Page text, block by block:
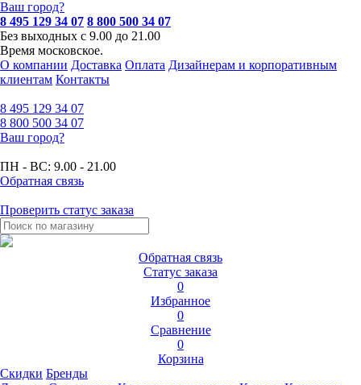
Ваш город?
8 495 129 34 07 8 800 500 34 07
Без выходных с 9.00 до 21.00
Время московское.
О компании Доставка Оплата Дизайнерам и корпоративным
клиентам Контакты
8 495 129 34 07
8 800 500 34 07
Ваш город?
ПН - ВС: 9.00 - 21.00
Обратная связь
Проверить статус заказа
Обратная связь
Статус заказа
0
Избранное
0
Сравнение
0
Корзина
Скидки Бренды